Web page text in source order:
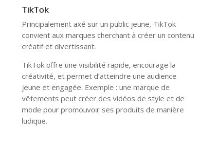
TikTok
Principalement axé sur un public jeune, TikTok
convient aux marques cherchant à créer un contenu
créatif et divertissant.
TikTok offre une visibilité rapide, encourage la
créativité, et permet d’atteindre une audience
jeune et engagée. Exemple : une marque de
vêtements peut créer des vidéos de style et de
mode pour promouvoir ses produits de manière
ludique.